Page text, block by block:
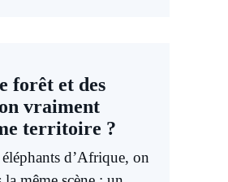
forêt et des
vraiment
territoire ?
d’Afrique, on